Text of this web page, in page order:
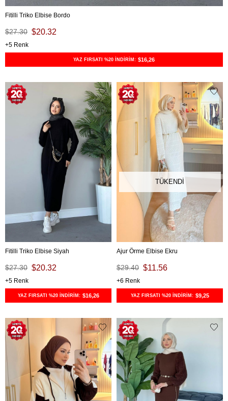
Fitilli Triko Elbise Bordo
$20.32
$27.30
5
YAZ FIRSATI %20 İNDİRİM: $16,26
Fitilli Triko Elbise Siyah
$20.32
$27.30
5
YAZ FIRSATI %20 İNDİRİM: $16,26
TÜKENDI
Ajur Örme Elbise Ekru
$11.56
$29.40
6
YAZ FIRSATI %20 İNDİRİM: $9,25